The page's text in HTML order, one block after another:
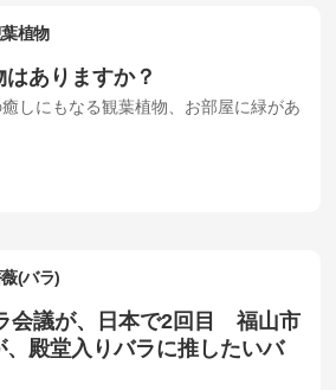
植物
ありますか？
しにもなる観葉植物、お部屋に緑があ
(バラ)
議が、日本で2回目 福山市
殿堂入りバラに推したいバ